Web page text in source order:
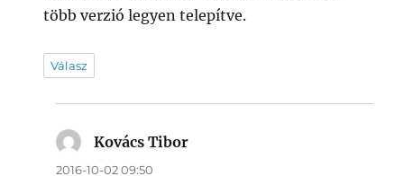
több verzió legyen telepítve.
Válasz
Kovács Tibor
2016-10-02 09:50